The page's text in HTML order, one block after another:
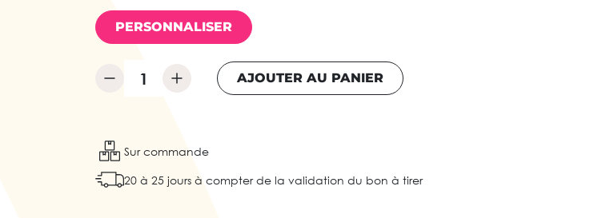
PERSONNALISER
AJOUTER AU PANIER
Sur commande
20 à 25 jours à compter de la validation du bon à tirer